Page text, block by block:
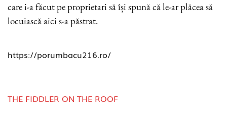
care i-a făcut pe proprietari să își spună că le-ar plăcea să
locuiască aici s-a păstrat.
https://porumbacu216.ro/
THE FIDDLER ON THE ROOF